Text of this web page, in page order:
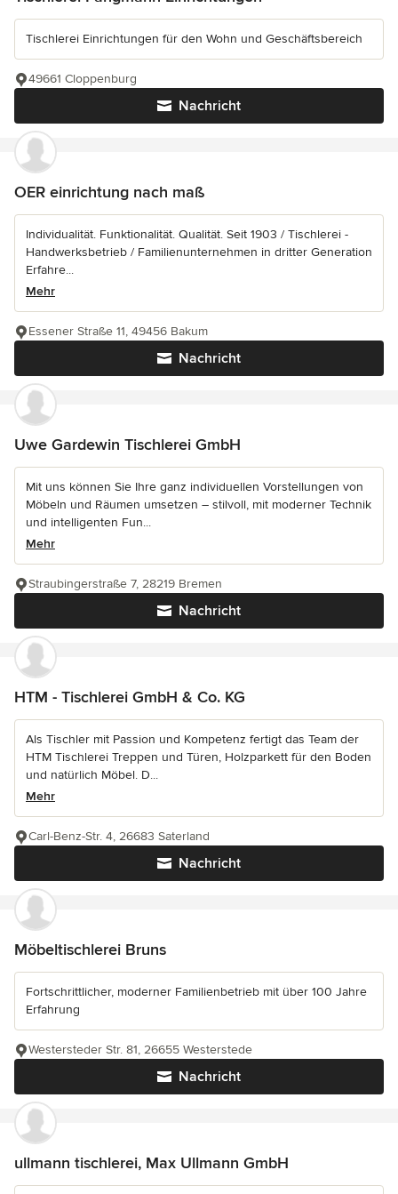
Tischlerei Einrichtungen für den Wohn und Geschäftsbereich
Nachricht
49661 Cloppenburg
OER einrichtung nach maß
Individualität. Funktionalität. Qualität. Seit 1903 / Tischlerei -
Handwerksbetrieb / Familienunternehmen in dritter Generation
Erfahre...
Mehr
Nachricht
Essener Straße 11, 49456 Bakum
Uwe Gardewin Tischlerei GmbH
Mit uns können Sie Ihre ganz individuellen Vorstellungen von
Möbeln und Räumen umsetzen – stilvoll, mit moderner Technik
und intelligenten Fun...
Mehr
Nachricht
Straubingerstraße 7, 28219 Bremen
HTM - Tischlerei GmbH & Co. KG
Als Tischler mit Passion und Kompetenz fertigt das Team der
HTM Tischlerei Treppen und Türen, Holzparkett für den Boden
und natürlich Möbel. D...
Mehr
Nachricht
Carl-Benz-Str. 4, 26683 Saterland
Möbeltischlerei Bruns
Fortschrittlicher, moderner Familienbetrieb mit über 100 Jahre
Erfahrung
Nachricht
Westersteder Str. 81, 26655 Westerstede
ullmann tischlerei, Max Ullmann GmbH